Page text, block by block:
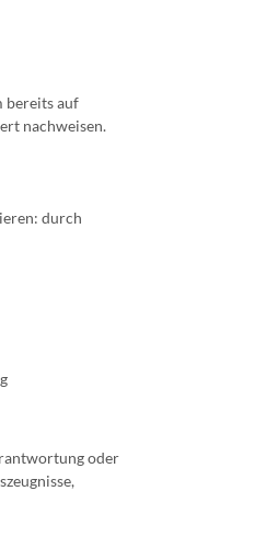
bereits auf
nachweisen.
durch
oder